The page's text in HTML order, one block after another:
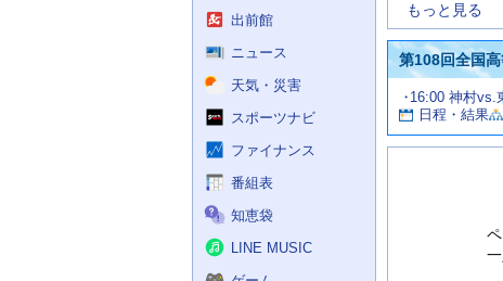
出前館
ニュース
天気・災害
スポーツナビ
ファイナンス
番組表
知恵袋
LINE MUSIC
もっと見る
第108回全国
試
合
情
16:00 神村vs.
日程・結果
お
す
す